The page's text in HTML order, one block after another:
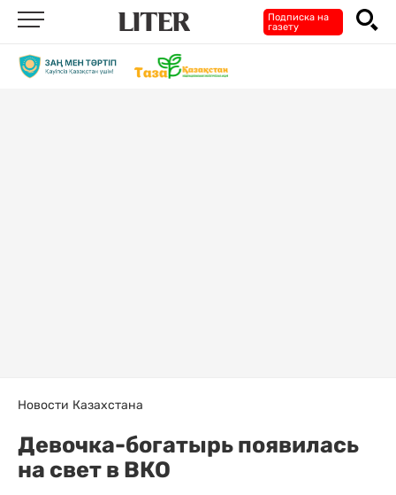
Подписка на
газету
Новости Казахстана
Девочка-богатырь появилась
на свет в ВКО